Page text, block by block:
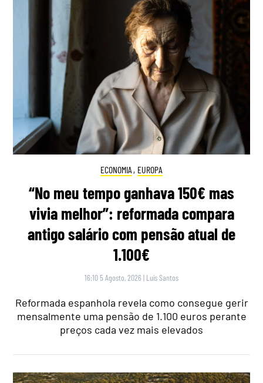
ECONOMIA , EUROPA
“No meu tempo ganhava 150€ mas
vivia melhor”: reformada compara
antigo salário com pensão atual de
1.100€
16:10 5 Agosto, 2026 | Luís Santos
Reformada espanhola revela como consegue gerir
mensalmente uma pensão de 1.100 euros perante
preços cada vez mais elevados